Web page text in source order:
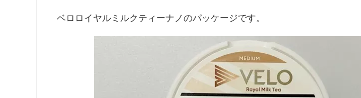
ベロロイヤルミルクティーナノのパッケージです。